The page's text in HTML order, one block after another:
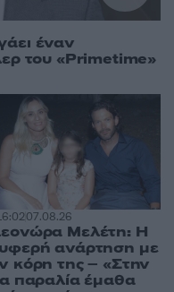
έναν
του «Primetime»
07.08.26
Μελέτη: Η
ανάρτηση με
κόρη της – «Στην
παραλία έμαθα